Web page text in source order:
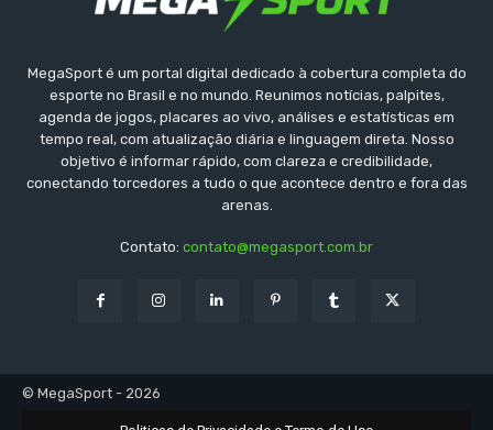
MegaSport é um portal digital dedicado à cobertura completa do
esporte no Brasil e no mundo. Reunimos notícias, palpites,
agenda de jogos, placares ao vivo, análises e estatísticas em
tempo real, com atualização diária e linguagem direta. Nosso
objetivo é informar rápido, com clareza e credibilidade,
conectando torcedores a tudo o que acontece dentro e fora das
arenas.
Contato: contato@megasport.com.br
© MegaSport - 2026